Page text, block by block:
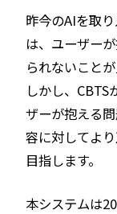
昨今のAIを取
は、ユーザー
られないことが
しかし、CBTS
ザーが抱える
容に対してよ
目指します。
本システムは